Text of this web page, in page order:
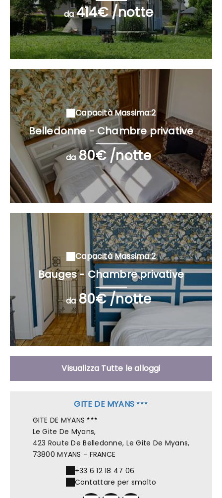
da414€ /notte
Capacità Massima:2
Belledonne - Chambre privative
da 80€ /notte
Capacità Massima:2
Bauges - Chambre privative
da80€ /notte
Visualizza Tutte le alloggi
GITE DE MYANS
GITE DE MYANS
Le Gite De Myans,
423 Route De Belledonne, Le Gite De Myans,
73800 MYANS - FRANCE
+33 6 12 18 47 06
Contattare per smalto